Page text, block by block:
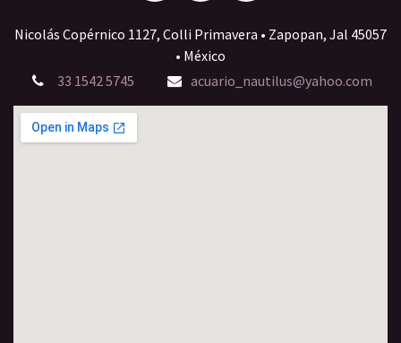
Nicolás Copérnico 1127, Colli Primavera • Zapopan, Jal 45057
• México
33 1542 5745
acuario_nautilus@yahoo.com